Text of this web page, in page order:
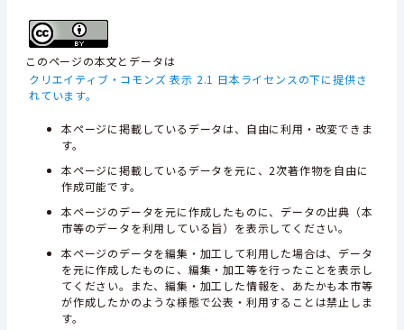
このページの本文とデータは
クリエイティブ・コモンズ 表示 2.1 日本ライセンスの下に提供さ
れています。
本ページに掲載しているデータは、自由に利用・改変できま
す。
本ページに掲載しているデータを元に、2次著作物を自由に
作成可能です。
本ページのデータを元に作成したものに、データの出典（本
市等のデータを利用している旨）を表示してください。
本ページのデータを編集・加工して利用した場合は、データ
を元に作成したものに、編集・加工等を行ったことを表示し
てください。また、編集・加工した情報を、あたかも本市等
が作成したかのような様態で公表・利用することは禁止しま
す。